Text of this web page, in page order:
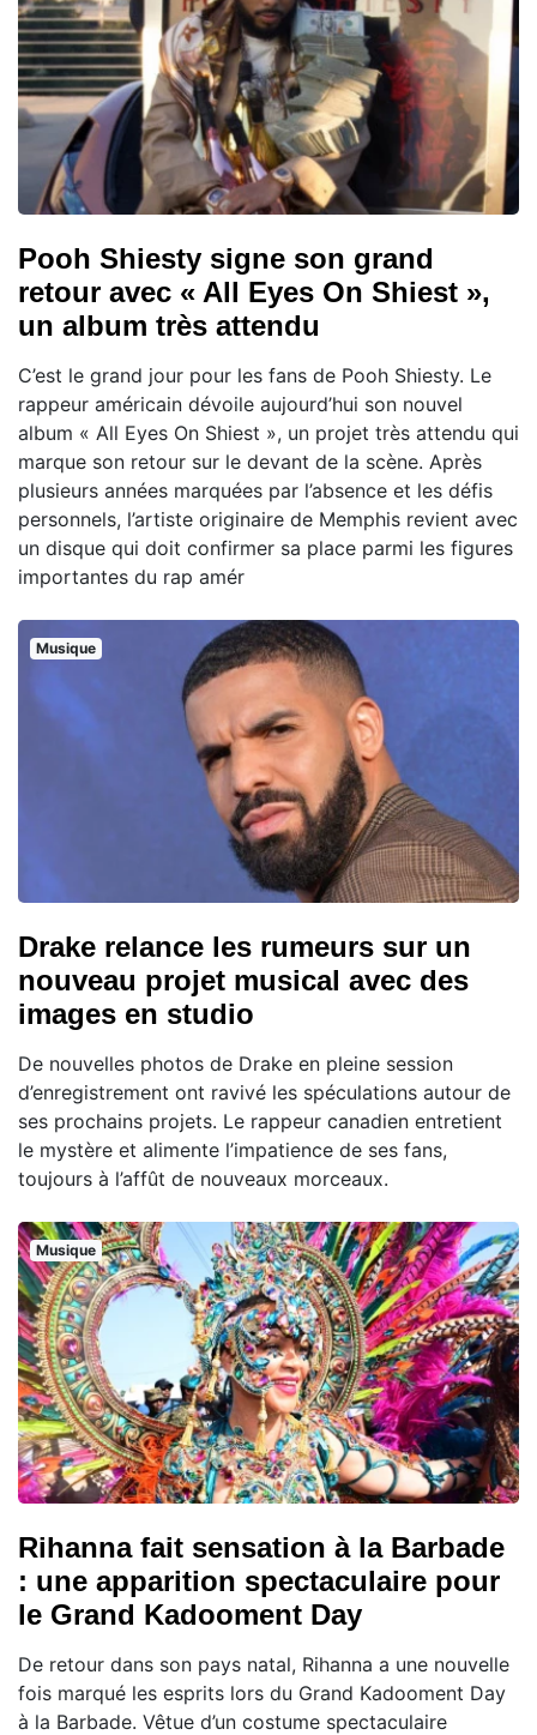
Pooh Shiesty signe son grand
retour avec « All Eyes On Shiest »,
un album très attendu
C’est le grand jour pour les fans de Pooh Shiesty. Le
rappeur américain dévoile aujourd’hui son nouvel
album « All Eyes On Shiest », un projet très attendu qui
marque son retour sur le devant de la scène. Après
plusieurs années marquées par l’absence et les défis
personnels, l’artiste originaire de Memphis revient avec
un disque qui doit confirmer sa place parmi les figures
importantes du rap amér
Musique
Drake relance les rumeurs sur un
nouveau projet musical avec des
images en studio
De nouvelles photos de Drake en pleine session
d’enregistrement ont ravivé les spéculations autour de
ses prochains projets. Le rappeur canadien entretient
le mystère et alimente l’impatience de ses fans,
toujours à l’affût de nouveaux morceaux.
Musique
Rihanna fait sensation à la Barbade
: une apparition spectaculaire pour
le Grand Kadooment Day
De retour dans son pays natal, Rihanna a une nouvelle
fois marqué les esprits lors du Grand Kadooment Day
à la Barbade. Vêtue d’un costume spectaculaire